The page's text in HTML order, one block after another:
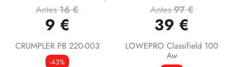
Antes16 €
9 €
CRUMPLER PB 220-003
-43%
Antes97 €
39 €
LOWEPRO Classifield 100
Aw